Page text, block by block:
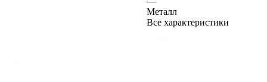
Металл
Все характеристики